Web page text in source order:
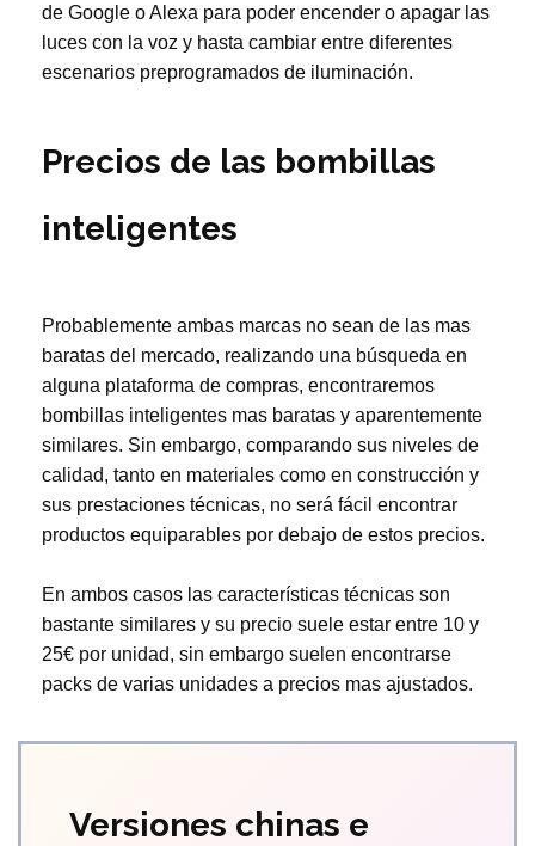
de Google o Alexa para poder encender o apagar las
luces con la voz y hasta cambiar entre diferentes
escenarios preprogramados de iluminación.
Precios de las bombillas
inteligentes
Probablemente ambas marcas no sean de las mas
baratas del mercado, realizando una búsqueda en
alguna plataforma de compras, encontraremos
bombillas inteligentes mas baratas y aparentemente
similares. Sin embargo, comparando sus niveles de
calidad, tanto en materiales como en construcción y
sus prestaciones técnicas, no será fácil encontrar
productos equiparables por debajo de estos precios.
En ambos casos las características técnicas son
bastante similares y su precio suele estar entre 10 y
25€ por unidad, sin embargo suelen encontrarse
packs de varias unidades a precios mas ajustados.
Versiones chinas e